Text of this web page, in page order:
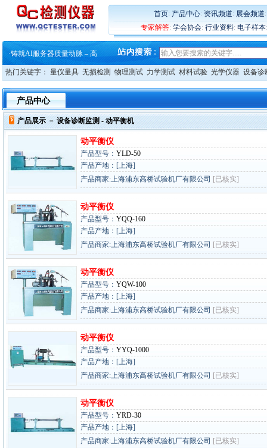
首页: 产品中心: 资讯频道: 展会频道
专家解答: 学会协会: 行业资料: 电子样本
蔡司软件 | 高效变形分析能
·铸就AI服务器质量动脉 – 高
·铸就AI服务器质量动脉 – 高
·ZEISS BOSELLO ADR 让内部缺
·蔡司和亿纬锂能达成战略合作
蔡司软件 | 高效变形分析能
·铸就AI服务器质量动脉 – 高
·铸就AI服务器质量动脉 – 高
·ZEISS BOSELLO ADR 让内部缺
蔡司和亿纬锂能达成战略合作
大牌云集 买家升级 ——26
热门关键字： 量仪量具 无损检测 物理测试 力学测试 材料试验 光学仪器 设备诊
产品中心
产品展示 － 设备诊断监测- 动平衡机
动平衡仪
产品型号： YLD-50
产品产地：[上海]
产品商家:上海浦东高桥试验机厂有限公司 [已核实]
动平衡仪
产品型号： YQQ-160
产品产地：[上海]
产品商家:上海浦东高桥试验机厂有限公司 [已核实]
动平衡仪
产品型号： YQW-100
产品产地：[上海]
产品商家:上海浦东高桥试验机厂有限公司 [已核实]
动平衡仪
产品型号： YYQ-1000
产品产地：[上海]
产品商家:上海浦东高桥试验机厂有限公司 [已核实]
动平衡仪
产品型号： YRD-30
产品产地：[上海]
产品商家:上海浦东高桥试验机厂有限公司 [已核实]